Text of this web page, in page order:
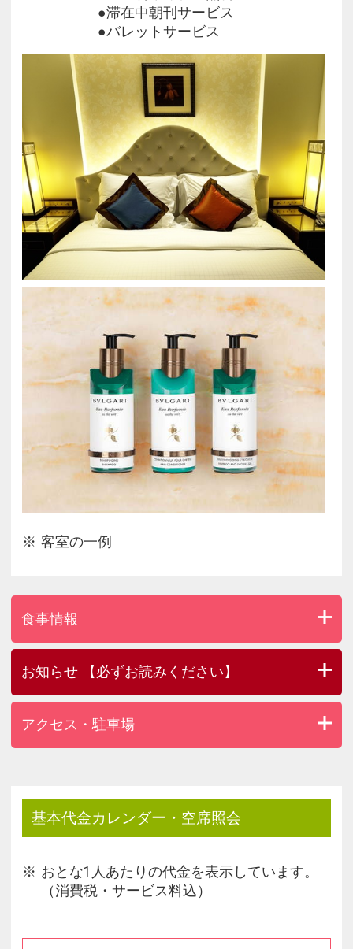
●滞在中朝刊サービス
●バレットサービス
客室の一例
食事情報
お知らせ 【必ずお読みください】
アクセス・駐車場
基本代金カレンダー・空席照会
おとな1人あたりの代金を表示しています。
（消費税・サービス料込）